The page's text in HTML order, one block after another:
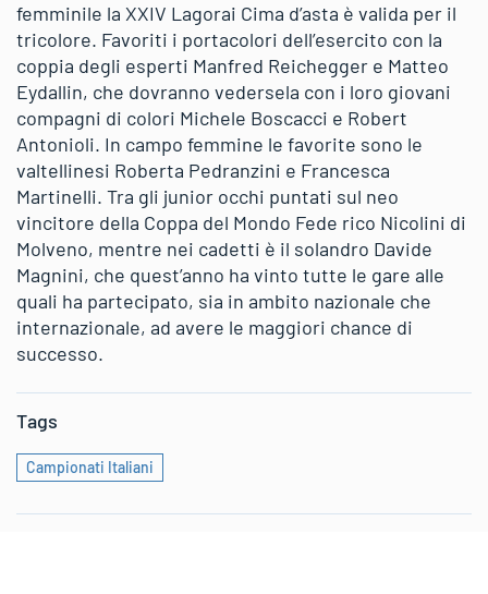
femminile la XXIV Lagorai Cima d’asta è valida per il
tricolore. Favoriti i portacolori dell’esercito con la
coppia degli esperti Manfred Reichegger e Matteo
Eydallin, che dovranno vedersela con i loro giovani
compagni di colori Michele Boscacci e Robert
Antonioli. In campo femmine le favorite sono le
valtellinesi Roberta Pedranzini e Francesca
Martinelli. Tra gli junior occhi puntati sul neo
vincitore della Coppa del Mondo Fede rico Nicolini di
Molveno, mentre nei cadetti è il solandro Davide
Magnini, che quest’anno ha vinto tutte le gare alle
quali ha partecipato, sia in ambito nazionale che
internazionale, ad avere le maggiori chance di
successo.
Tags
Campionati Italiani